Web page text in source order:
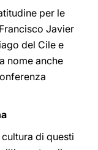
per le
Javier
del Cile e
nome anche
di questi